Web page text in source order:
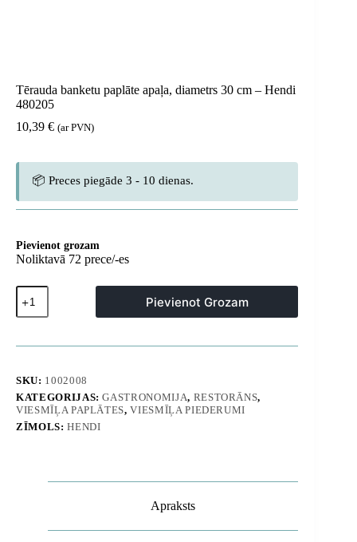
Tērauda banketu paplāte apaļa, diametrs 30 cm – Hendi
480205
10,39 € (ar PVN)
📦 Preces piegāde 3 - 10 dienas.
Pievienot grozam
Noliktavā 72 prece/-es
Tērauda
banketu
paplāte
diametrs
-
Hendi
480205
daudzums
Pievienot Grozam
SKU: 1002008
KATEGORIJAS:GASTRONOMIJA, RESTORĀNS,
VIESMĪĻA PAPLĀTES,VIESMĪĻA PIEDERUMI
ZĪMOLS:HENDI
Apraksts